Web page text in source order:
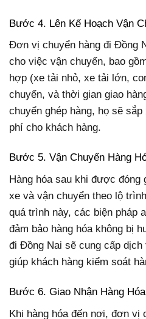
Bước 4. Lên Kế Hoạch Vận
Đơn vị chuyển hàng đi Đồng
cho việc vận chuyển, bao
hợp (xe tải nhỏ, xe tải lớn,
chuyển, và thời gian giao
chuyển ghép hàng, họ sẽ
phí cho khách hàng.
Bước 5. Vận Chuyển Hàng
Hàng hóa sau khi được
xe và vận chuyển theo lộ
quá trình này, các biện pháp
đảm bảo hàng hóa không bị
đi Đồng Nai sẽ cung cấp
giúp khách hàng kiểm soát
Bước 6. Giao Nhận Hàng
Khi hàng hóa đến nơi, đơn vị